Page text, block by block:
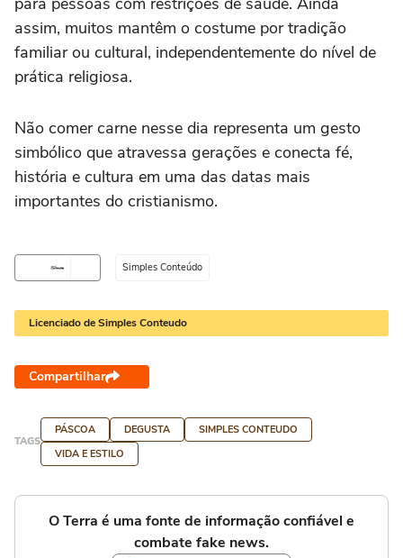
assim, muitos mantêm o costume por tradição
familiar ou cultural, independentemente do nível de
prática religiosa.
Não comer carne nesse dia representa um gesto
simbólico que atravessa gerações e conecta fé,
história e cultura em uma das datas mais
importantes do cristianismo.
Simples Conteúdo
Licenciado de Simples Conteudo
Compartilhar
TAGS
PÁSCOA DEGUSTA
SIMPLES CONTEUDO
VIDA E ESTILO
O Terra é uma fonte de informação confiável e
combate fake news.